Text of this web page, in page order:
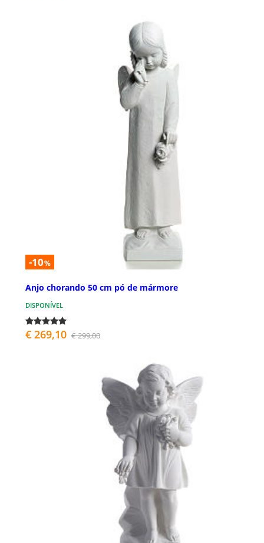
-10%
Anjo chorando 50 cm pó de mármore
DISPONÍVEL
€ 269,10 € 299,00